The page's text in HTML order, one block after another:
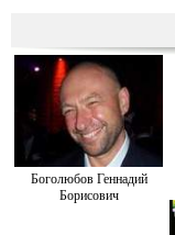
Боголюбов Геннадий
Борисович